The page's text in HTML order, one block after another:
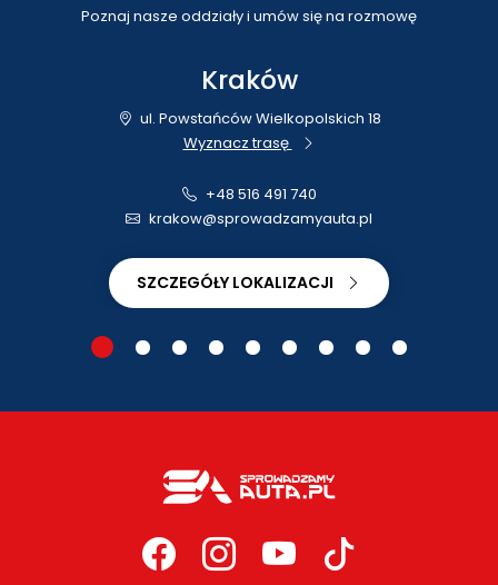
Poznaj nasze oddziały i umów się na rozmowę
Kraków
ul. Powstańców Wielkopolskich 18
Wyznacz trasę
+48 516 491 740
krakow@sprowadzamyauta.pl
SZCZEGÓŁY LOKALIZACJI